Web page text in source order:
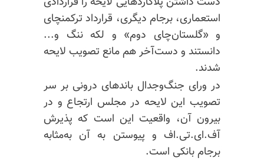
استعماری، برجام دیگری، قرارداد ترکمنچای
و «گلستان‌چای دوم» و لکه ننگ و...
دانستند و دست‌آخر هم مانع تصویب لایحه
شدند.
در ورای جنگ‌وجدال باندهای درونی بر سر
تصویب این لایحه در مجلس ارتجاع و در
بیرونآن، واقعیت این است که پذیرش
آف.ای.تی.اف و پیوستن به آن به‌مثابه
برجام بانکی است.